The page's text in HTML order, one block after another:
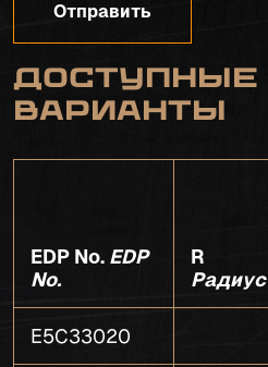
Отправить
Доступные
варианты
EDP No. EDP
No.
R
Радиус
E5C33020